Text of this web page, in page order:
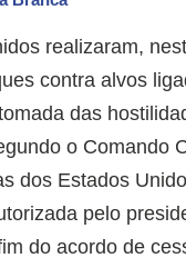
realizaram,
contra alvos
das
o Comando
dos Estados
pelo
do acordo de